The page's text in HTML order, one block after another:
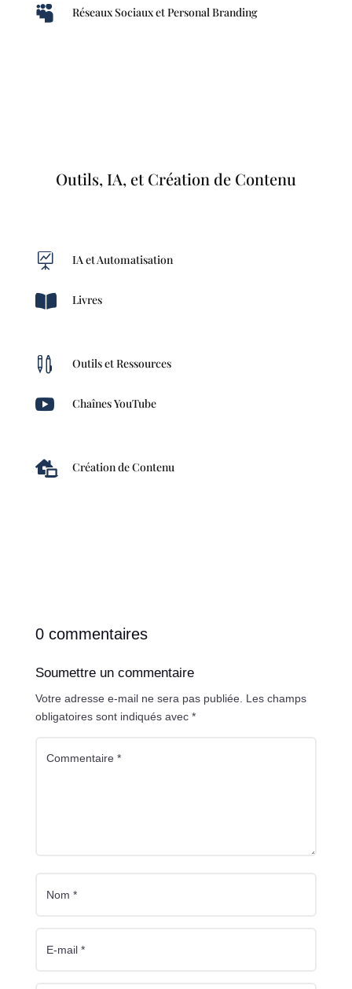
 Réseaux Sociaux et Personal Branding
Outils, IA, et Création de Contenu
 IA et Automatisation
 Livres
 Outils et Ressources
 Chaînes YouTube
 Création de Contenu
0 commentaires
Soumettre un commentaire
Votre adresse e-mail ne sera pas publiée. Les champs
obligatoires sont indiqués avec *